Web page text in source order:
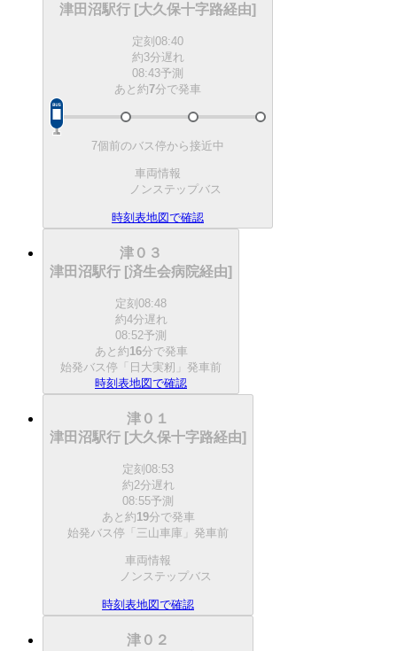
津田沼駅行 [大久保十字路経由]
定刻 08:40
約3分遅れ
08:43予測
あと約7分で発車
7個前のバス停から接近中
車両情報
ノンステップバス
時刻表地図で確認
津０３
津田沼駅行 [済生会病院経由]
定刻 08:48
約4分遅れ
08:52予測
あと約16分で発車
始発バス停「日大実籾」発車前
時刻表地図で確認
津０１
津田沼駅行 [大久保十字路経由]
定刻 08:53
約2分遅れ
08:55予測
あと約19分で発車
始発バス停「三山車庫」発車前
車両情報
ノンステップバス
時刻表地図で確認
津０２